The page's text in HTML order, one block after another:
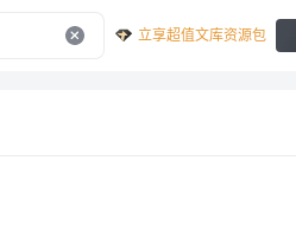
立享超值文库资源包